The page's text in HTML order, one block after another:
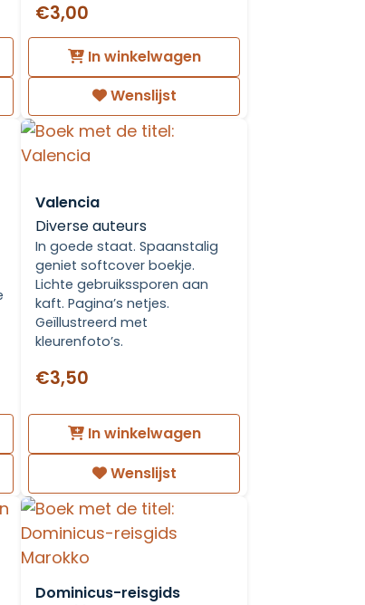
€3,00
In winkelwagen
Wenslijst
Valencia
Diverse auteurs
In goede staat. Spaanstalig
geniet softcover boekje.
Lichte gebruikssporen aan
kaft. Pagina’s netjes.
Geïllustreerd met
kleurenfoto’s.
€3,50
In winkelwagen
Wenslijst
Dominicus-reisgids